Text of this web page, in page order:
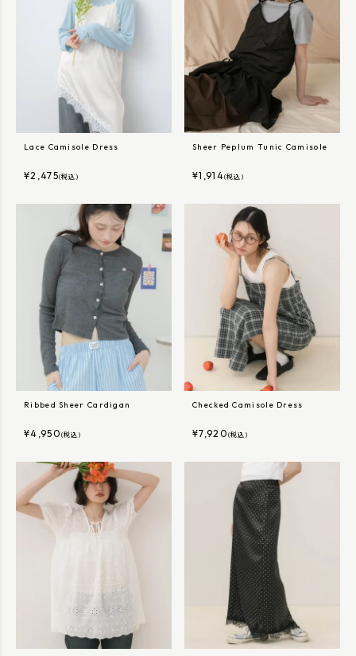
Lace Camisole Dress
¥2,475(税込)
Sheer Peplum Tunic Camisole
¥1,914(税込)
Ribbed Sheer Cardigan
¥4,950 (税込)
Checked Camisole Dress
¥7,920 (税込)